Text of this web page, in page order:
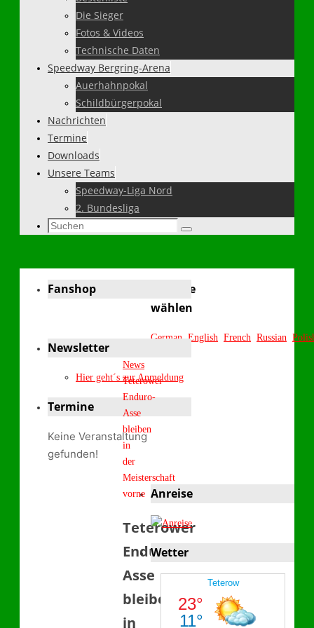
Die Sieger
Fotos & Videos
Technische Daten
Speedway Bergring-Arena
Auerhahnpokal
Schildbürgerpokal
Nachrichten
Termine
Downloads
Unsere Teams
Speedway-Liga Nord
2. Bundesliga
Suchen
Suchen
Sprache
wählen
German English French Russian
Start
News
Teterower
Enduro-
Asse
bleiben
in
der
Meisterschaft
vorne
Teterower
Enduro-
Asse
bleiben
in
Fanshop
Newsletter
Hier geht´s zur Anmeldung
Termine
Keine Veranstaltung
gefunden!
Anreise
Wetter